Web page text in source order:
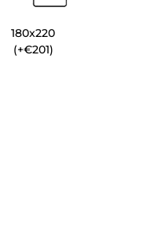
180x220
(+€201)